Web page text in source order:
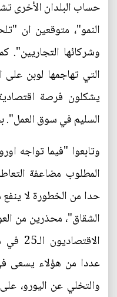
حساب البلدان الأخرى
النمو"، متوقعين ان
وشركائها التجاريين".
التي تهاجمها لوبن على
يشكلون فرصة
السليم في سوق
وتابعوا "فيما تواجه
المطلوب مضاعفة
حدا من الخطورة لا
الشقاق"، محذرين من
عددا من هؤلاء يسعى
والتخلي عن اليورو،